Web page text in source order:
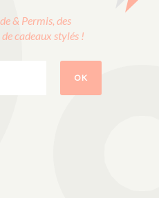
& Permis, des
cadeaux stylés !
OK